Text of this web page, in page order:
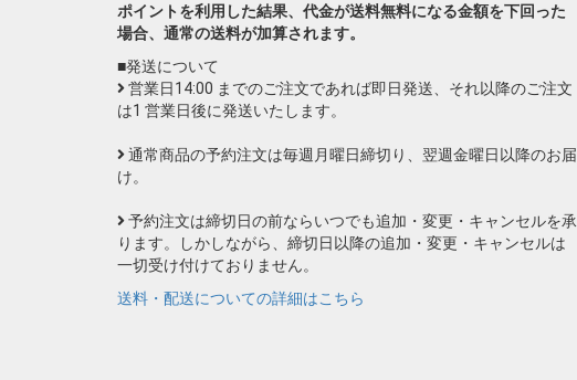
ポイントを利用した結果、代金が送料無料になる金額を下回った
場合、通常の送料が加算されます。
■発送について
営業日14:00 までのご注文であれば即日発送、それ以降のご注文
は1 営業日後に発送いたします。
通常商品の予約注文は毎週月曜日締切り、翌週金曜日以降のお届
け。
予約注文は締切日の前ならいつでも追加・変更・キャンセルを承
ります。しかしながら、締切日以降の追加・変更・キャンセルは
一切受け付けておりません。
送料・配送についての詳細はこちら